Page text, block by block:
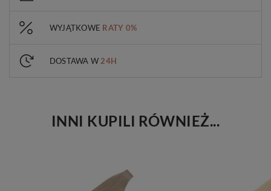
WYJĄTKOWE RATY 0%
DOSTAWA W 24H
INNI KUPILI RÓWNIEŻ...